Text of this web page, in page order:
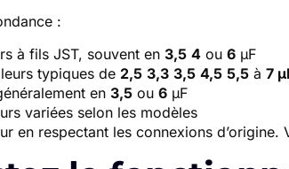
:
à fils JST, souvent en 3,5 4 ou 6 µF
typiques de 2,5 3,3 3,5 4,5 5,5 à 7
en 3,5 ou 6 µF
variées selon les modèles
en respectant les connexions d’origine.